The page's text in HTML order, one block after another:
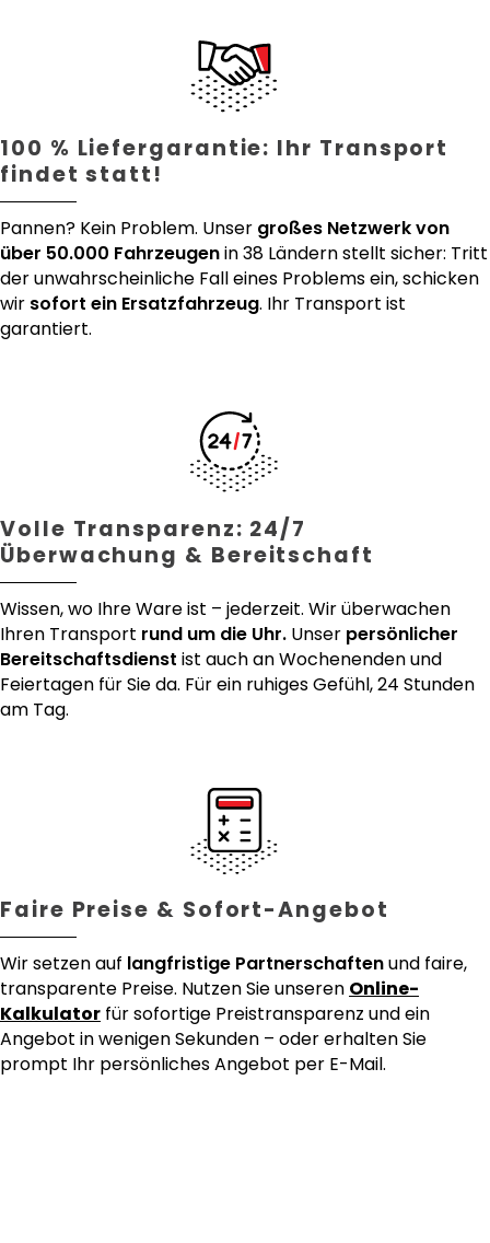
100 % Liefergarantie: Ihr Transport
findet statt!
Pannen? Kein Problem. Unser großes Netzwerk von
über 50.000 Fahrzeugenin 38 Ländern stellt sicher: Tritt
der unwahrscheinliche Fall eines Problems ein, schicken
wir sofort ein Ersatzfahrzeug. Ihr Transport ist
garantiert.
Volle Transparenz: 24/7
Überwachung & Bereitschaft
Wissen, wo Ihre Ware ist – jederzeit. Wir überwachen
Ihren Transport rund um die Uhr. Unser persönlicher
Bereitschaftsdienst ist auch an Wochenenden und
Feiertagen für Sie da. Für ein ruhiges Gefühl, 24 Stunden
am Tag.
Faire Preise & Sofort-Angebot
Wir setzen auf langfristige Partnerschaftenund faire,
transparente Preise. Nutzen Sie unseren Online-
Kalkulator für sofortige Preistransparenz und ein
Angebot in wenigen Sekunden – oder erhalten Sie
prompt Ihr persönliches Angebot per E-Mail.